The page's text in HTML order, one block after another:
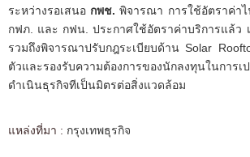
ระหว่างรอเสนอ กพช.พิจารณา การใช้อัตราค่า
กฟภ. และ กฟน. ประกาศใช้อัตราค่าบริการแล้ว
รวมถึงพิจารณาปรับกฎระเบียบด้าน Solar
ตัวและรองรับความต้องการของนักลงทุนในการเ
ดำเนินธุรกิจทีเป็นมิตรต่อสิ่งแวดล้อม
แหล่งที่มา : กรุงเทพธุรกิจ